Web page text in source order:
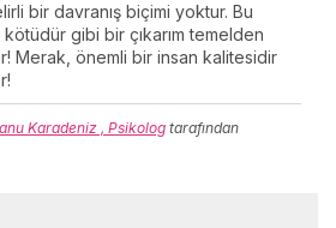
bir davranış biçimi yoktur. Bu
gibi bir çıkarım temelden
Merak, önemli bir insan kalitesidir
Karadeniz , Psikolog tarafından